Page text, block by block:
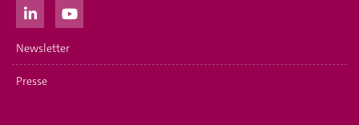
Newsletter
Presse